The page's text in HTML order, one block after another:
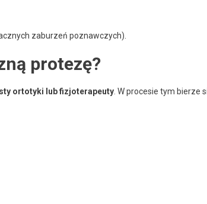
zaburzeń poznawczych).
protezę?
ortotyki lub fizjoterapeuty . W procesie tym bierze